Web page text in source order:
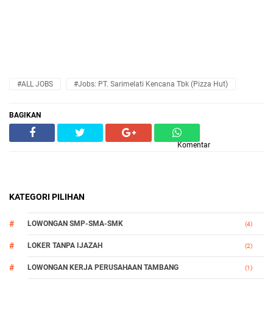
#ALL JOBS #Jobs: PT. Sarimelati Kencana Tbk (Pizza Hut)
BAGIKAN
Komentar
KATEGORI PILIHAN
LOWONGAN SMP-SMA-SMK (4)
LOKER TANPA IJAZAH (2)
LOWONGAN KERJA PERUSAHAAN TAMBANG (1)